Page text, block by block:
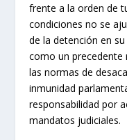
frente a la orden de
condiciones no se
de la detención en
como un precedente
las normas de
inmunidad
responsabilidad por
mandatos judiciales.